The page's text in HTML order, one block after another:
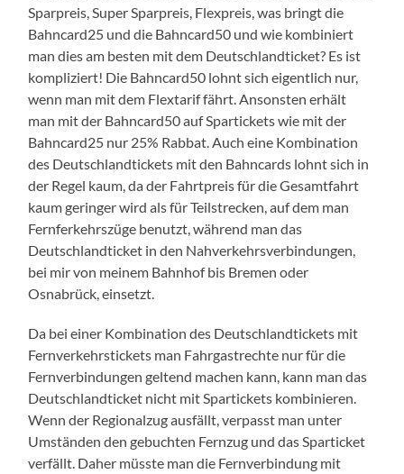
Sparpreis, Super Sparpreis, Flexpreis, was bringt die
Bahncard25 und die Bahncard50 und wie kombiniert
man dies am besten mit dem Deutschlandticket? Es ist
kompliziert! Die Bahncard50 lohnt sich eigentlich nur,
wenn man mit dem Flextarif fährt. Ansonsten erhält
man mit der Bahncard50 auf Spartickets wie mit der
Bahncard25 nur 25% Rabbat. Auch eine Kombination
des Deutschlandtickets mit den Bahncards lohnt sich in
der Regel kaum, da der Fahrtpreis für die Gesamtfahrt
kaum geringer wird als für Teilstrecken, auf dem man
Fernferkehrszüge benutzt, während man das
Deutschlandticket in den Nahverkehrsverbindungen,
bei mir von meinem Bahnhof bis Bremen oder
Osnabrück, einsetzt.
Da bei einer Kombination des Deutschlandtickets mit
Fernverkehrstickets man Fahrgastrechte nur für die
Fernverbindungen geltend machen kann, kann man das
Deutschlandticket nicht mit Spartickets kombinieren.
Wenn der Regionalzug ausfällt, verpasst man unter
Umständen den gebuchten Fernzug und das Sparticket
verfällt. Daher müsste man die Fernverbindung mit